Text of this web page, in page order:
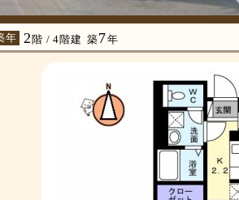
年 2 階 / 4階建 築7年